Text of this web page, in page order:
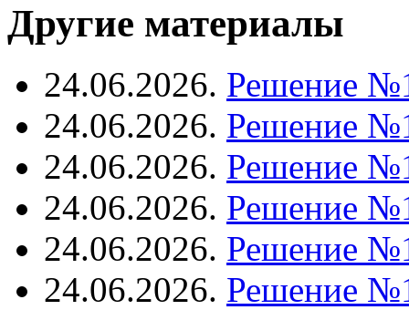
Другие материалы
24.06.2026. Решение
24.06.2026. Решение
24.06.2026. Решение
24.06.2026. Решение
24.06.2026. Решение
24.06.2026. Решение